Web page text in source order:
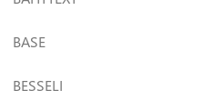
BASE
BESSELI